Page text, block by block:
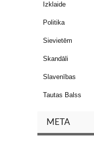
Izklaide
Politika
Sievietēm
Skandāli
Slavenības
Tautas Balss
META